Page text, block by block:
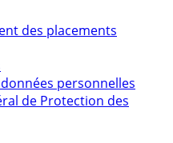
d’utilisation
des placements
personnelles
de Protection des